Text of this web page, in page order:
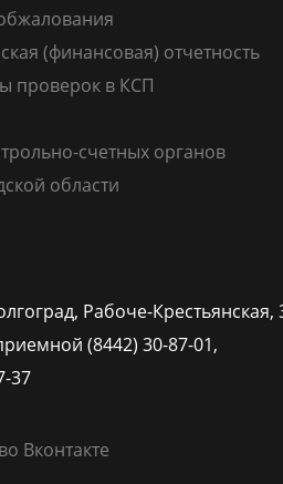
(финансовая) отчетность
проверок в КСП
счетных органов
области
Рабоче-Крестьянская,
(8442) 30-87-01,
37
Вконтакте